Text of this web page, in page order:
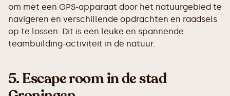
om met een GPS-apparaat door het natuurgebied te
navigeren en verschillende opdrachten en raadsels
op te lossen. Dit is een leuke en spannende
teambuilding-activiteit in de natuur.
5.Escape room in de stad